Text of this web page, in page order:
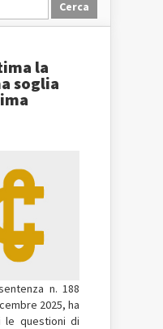
la
soglia
n. 188
2025, ha
le questioni di